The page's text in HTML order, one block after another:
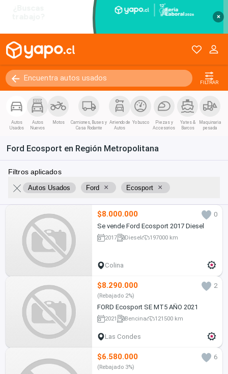
×
FILTRAR
Autos
Usados
Autos
Nuevos
Motos
Camiones, Buses y
Casa Rodante
Arriendo de
Autos
Yo busco
Piezas y
Accesorios
Yates &
Barcos
Maquinaria
pesada
Ford Ecosport en Región Metropolitana
Filtros aplicados
Autos Usados Ford × Ecosport ×
$8.000.000
0
Se vende Ford Ecosport 2017 Diesel
2017 Diesel 197000 km
Colina
$8.290.000 2
(Rebajado 2%)
FORD Ecosport SE MT5 AÑO 2021
2021 Bencina 121500 km
Las Condes
$6.580.000 6
(Rebajado 3%)